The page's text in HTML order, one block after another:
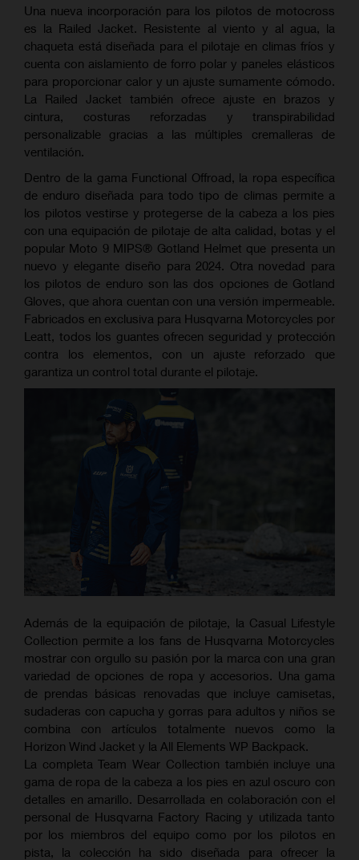
Una nueva incorporación para los pilotos de motocross
es la Railed Jacket. Resistente al viento y al agua, la
chaqueta está diseñada para el pilotaje en climas fríos y
cuenta con aislamiento de forro polar y paneles elásticos
para proporcionar calor y un ajuste sumamente cómodo.
La Railed Jacket también ofrece ajuste en brazos y
cintura, costuras reforzadas y transpirabilidad
personalizable gracias a las múltiples cremalleras de
ventilación.
Dentro de la gama Functional Offroad, la ropa específica
de enduro diseñada para todo tipo de climas permite a
los pilotos vestirse y protegerse de la cabeza a los pies
con una equipación de pilotaje de alta calidad, botas y el
popular Moto 9 MIPS®️ Gotland Helmet que presenta un
nuevo y elegante diseño para 2024. Otra novedad para
los pilotos de enduro son las dos opciones de Gotland
Gloves, que ahora cuentan con una versión impermeable.
Fabricados en exclusiva para Husqvarna Motorcycles por
Leatt, todos los guantes ofrecen seguridad y protección
contra los elementos, con un ajuste reforzado que
garantiza un control total durante el pilotaje.
Además de la equipación de pilotaje, la Casual Lifestyle
Collection permite a los fans de Husqvarna Motorcycles
mostrar con orgullo su pasión por la marca con una gran
variedad de opciones de ropa y accesorios. Una gama
de prendas básicas renovadas que incluye camisetas,
sudaderas con capucha y gorras para adultos y niños se
combina con artículos totalmente nuevos como la
Horizon Wind Jacket y la All Elements WP Backpack.
La completa Team Wear Collection también incluye una
gama de ropa de la cabeza a los pies en azul oscuro con
detalles en amarillo. Desarrollada en colaboración con el
personal de Husqvarna Factory Racing y utilizada tanto
por los miembros del equipo como por los pilotos en
pista, la colección ha sido diseñada para ofrecer la